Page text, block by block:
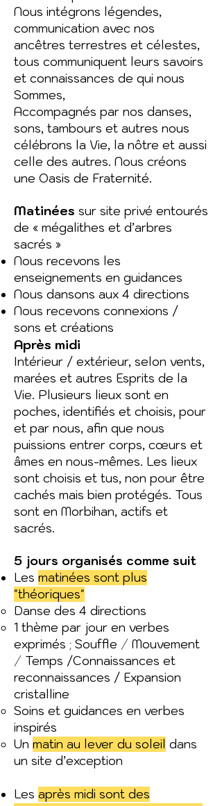
Nous intégrons légendes,
communication avec nos
ancêtres terrestres et célestes,
tous communiquent leurs savoirs
et connaissances de qui nous
Sommes,
Accompagnés par nos danses,
sons, tambours et autres nous
célébrons la Vie, la nôtre et aussi
celle des autres. Nous créons
une Oasis de Fraternité.
Matinées sur site privé entourés
de « mégalithes et d’arbres
sacrés »
Nous recevons les
enseignements en guidances
Nous dansons aux 4 directions
Nous recevons connexions /
sons et créations
Après midi
Intérieur / extérieur, selon vents,
marées et autres Esprits de la
Vie. Plusieurs lieux sont en
poches, identifiés et choisis, pour
et par nous, afin que nous
puissions entrer corps, cœurs et
âmes en nous-mêmes. Les lieux
sont choisis et tus, non pour être
cachés mais bien protégés. Tous
sont en Morbihan, actifs et
sacrés.
5 jours organisés comme suit
Les matinées sont plus
"théoriques"
Danse des 4 directions
1 thème par jour en verbes
exprimés ; Souffle / Mouvement
/ Temps /Connaissances et
reconnaissances / Expansion
cristalline
Soins et guidances en verbes
inspirés
Un matin au lever du soleil dans
un site d’exception
Les après midi sont des